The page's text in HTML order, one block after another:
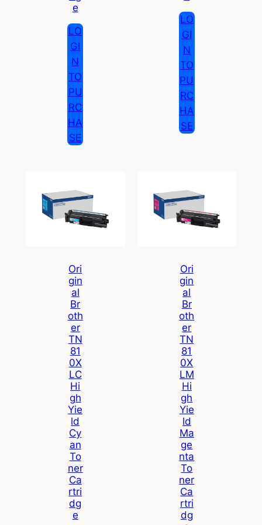
E
LO
GI
N
TO
PU
RC
HA
SE
LO
GI
N
TO
PU
RC
HA
SE
Ori
Gin
Al
Br
Oth
Er
TN
81
0X
LC
Hi
Gh
Yie
Ld
Cy
An
To
Ner
Ca
Rtri
Dg
E
Ori
Gin
Al
Br
Oth
Er
TN
81
0X
LM
Hi
Gh
Yie
Ld
Ma
Ge
Nta
To
Ner
Ca
Rtri
Dg